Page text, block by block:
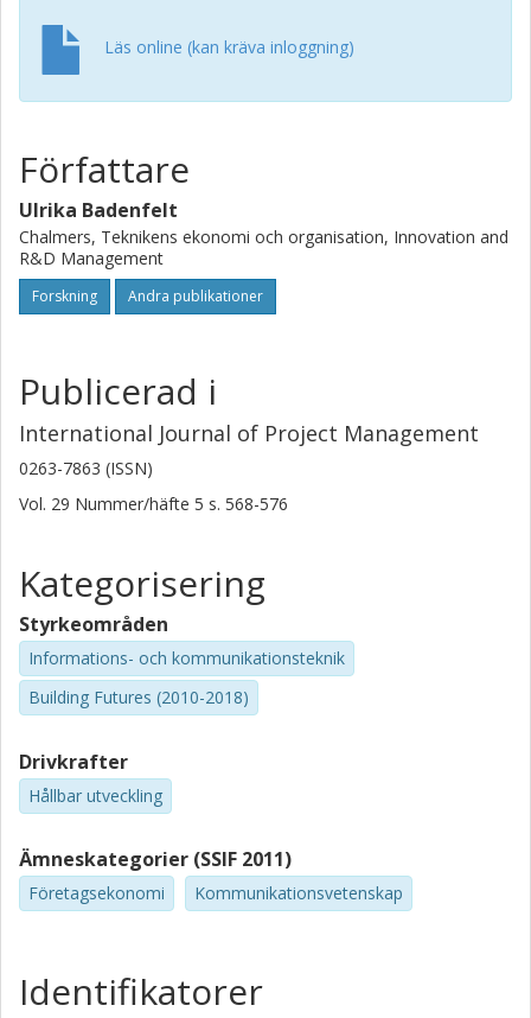
Läs online (kan kräva inloggning)
Författare
Ulrika Badenfelt
Chalmers, Teknikens ekonomi och organisation, Innovation and
R&D Management
Forskning Andra publikationer
Publicerad i
International Journal of Project Management
0263-7863 (ISSN)
Vol. 29 Nummer/häfte 5 s. 568-576
Kategorisering
Styrkeområden
Informations- och kommunikationsteknik
Building Futures (2010-2018)
Drivkrafter
Hållbar utveckling
Ämneskategorier (SSIF 2011)
Företagsekonomi Kommunikationsvetenskap
Identifikatorer